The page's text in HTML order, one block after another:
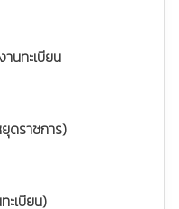
นทะเบียน
ดราชการ)
ะเบียน)